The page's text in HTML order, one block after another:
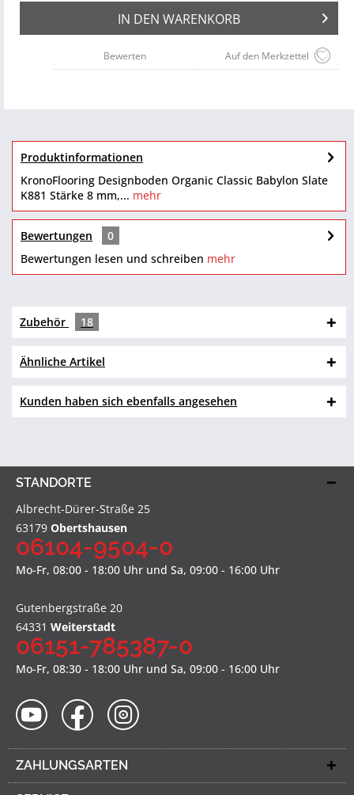
IN DEN WARENKORB
Auf den Merkzettel
Bewerten
Produktinformationen
KronoFlooring Designboden Organic Classic Babylon Slate
K881 Stärke 8 mm,... mehr
Bewertungen
0
Bewertungen lesen und schreiben mehr
Zubehör 18
Ähnliche Artikel
Kunden haben sich ebenfalls angesehen
STANDORTE
Albrecht-Dürer-Straße 25
63179 Obertshausen
06104-9504-0
Mo-Fr, 08:00 - 18:00 Uhr und Sa, 09:00 - 16:00 Uhr
Gutenbergstraße 20
64331 Weiterstadt
06151-785387-0
Mo-Fr, 08:30 - 18:00 Uhr und Sa, 09:00 - 16:00 Uhr
ZAHLUNGSARTEN